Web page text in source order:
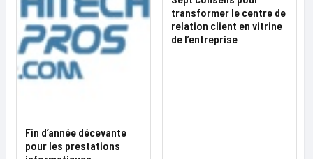
Fin d’année décevante
pour les prestations
transformer le centre de
relation client en vitrine
de l’entreprise